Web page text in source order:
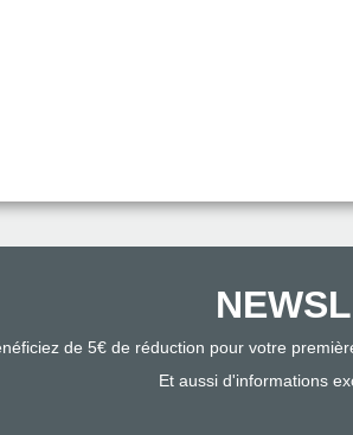
de 5€ de réduction pour votre
Et aussi d'informations